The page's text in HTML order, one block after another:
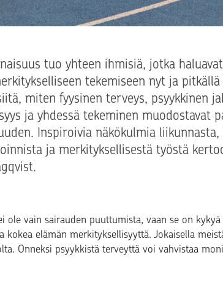
tuo yhteen ihmisiä, jotka
tekemiseen nyt ja pitkällä
miten fyysinen terveys, psyykkinen
ja yhdessä tekeminen muodostavat
Inspiroivia näkökulmia
ja merkityksellisestä työstä
ole vain sairauden puuttumista, vaan se on
kokea elämän merkityksellisyyttä. Jokaisella
Onneksi psyykkistä terveyttä voi vahvistaa